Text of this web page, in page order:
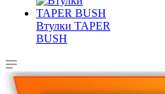
Втулки TAPER
BUSH